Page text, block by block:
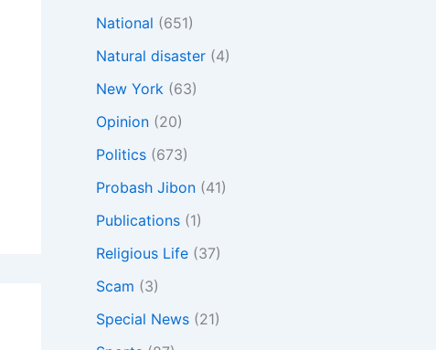
National (651)
Natural disaster (4)
New York (63)
Opinion (20)
Politics (673)
Probash Jibon (41)
Publications (1)
Religious Life (37)
Scam (3)
Special News (21)